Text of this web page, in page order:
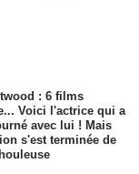
: 6 films
Voici l'actrice qui a
avec lui ! Mais
s'est terminée de